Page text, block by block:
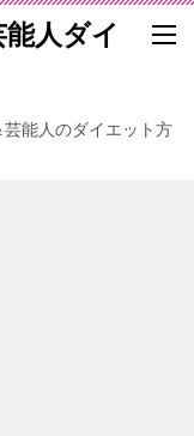
人ダイ
能人のダイエット方